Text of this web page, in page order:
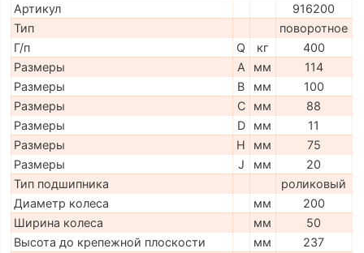
Артикул
916200
Тип
поворотное
Г/п
Q кг
400
Размеры
A мм
114
Размеры
B мм
100
Размеры
C мм
88
Размеры
D мм
11
Размеры
H мм
75
Размеры
J мм
20
Тип подшипника
роликовый
Диаметр колеса
мм
200
Ширина колеса
мм
50
Высота до крепежной плоскости
мм
237